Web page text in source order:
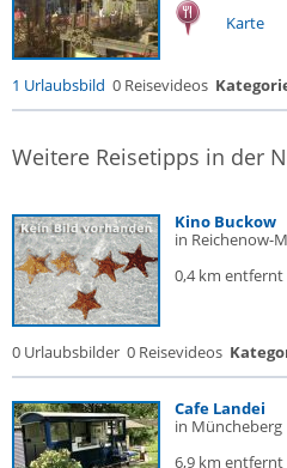
Karte
1 Urlaubsbild 0 Reisevideos
Weitere Reisetipps in der
Kino Buckow
in Reichenow-
0,4 km entfernt
0 Urlaubsbilder 0 Reisevideos
Cafe Landei
in Müncheberg
6,9 km entfernt